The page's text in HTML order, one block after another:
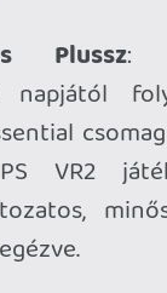
érzem magam
VR 2-t
eszköznek
lenne a jelenlegi
kívül hagyni a
Ha valaki
a Túró Rudit, nem
benzinkút